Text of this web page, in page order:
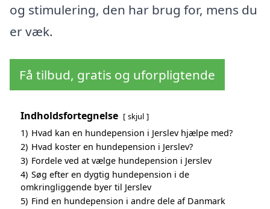
og stimulering, den har brug for, mens du
er væk.
Få tilbud, gratis og uforpligtende
Indholdsfortegnelse skjul
1) Hvad kan en hundepension i Jerslev hjælpe med?
2) Hvad koster en hundepension i Jerslev?
3) Fordele ved at vælge hundepension i Jerslev
4) Søg efter en dygtig hundepension i de
omkringliggende byer til Jerslev
5) Find en hundepension i andre dele af Danmark